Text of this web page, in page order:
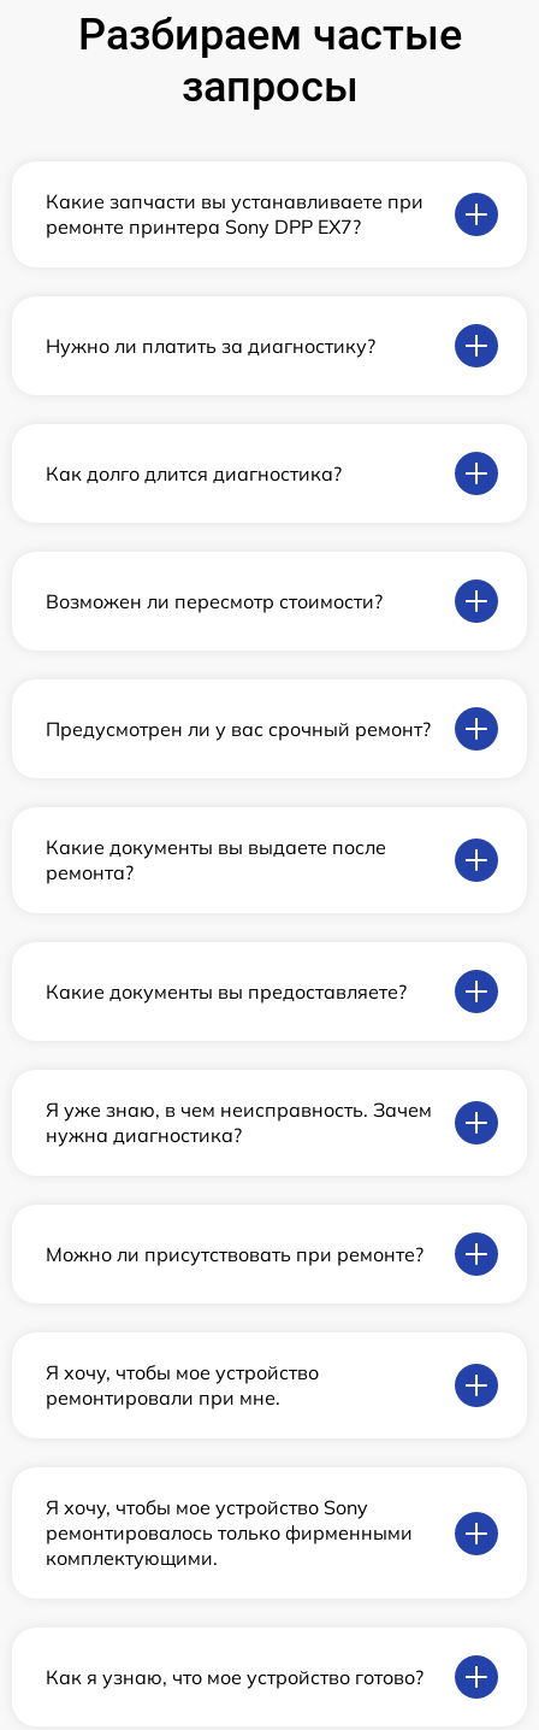
Разбираем частые
запросы
Какие запчасти вы устанавливаете при
ремонте принтера Sony DPP EX7?
Нужно ли платить за диагностику?
Как долго длится диагностика?
Возможен ли пересмотр стоимости?
Предусмотрен ли у вас срочный ремонт?
Какие документы вы выдаете после
ремонта?
Какие документы вы предоставляете?
Я уже знаю, в чем неисправность. Зачем
нужна диагностика?
Можно ли присутствовать при ремонте?
Я хочу, чтобы мое устройство
ремонтировали при мне.
Я хочу, чтобы мое устройство Sony
ремонтировалось только фирменными
комплектующими.
Как я узнаю, что мое устройство готово?